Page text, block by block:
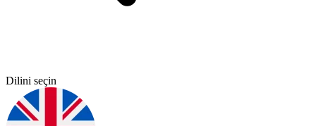
Dilini seçin